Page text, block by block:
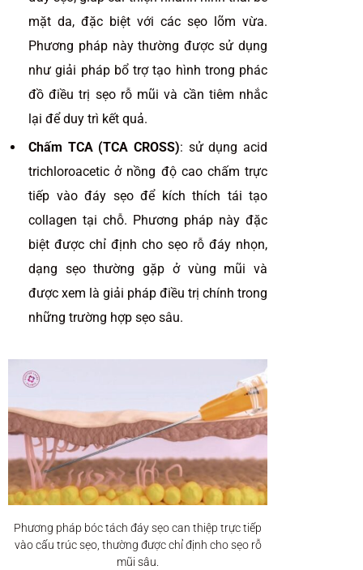
mặt da, đặc biệt với các sẹo lõm vừa.
Phương pháp này thường được sử dụng
như giải pháp bổ trợ tạo hình trong phác
đồ điều trị sẹo rỗ mũi và cần tiêm nhắc
lại để duy trì kết quả.
Chấm TCA (TCA CROSS): sử dụng acid
trichloroacetic ở nồng độ cao chấm trực
tiếp vào đáy sẹo để kích thích tái tạo
collagen tại chỗ. Phương pháp này đặc
biệt được chỉ định cho sẹo rỗ đáy nhọn,
dạng sẹo thường gặp ở vùng mũi và
được xem là giải pháp điều trị chính trong
những trường hợp sẹo sâu.
Phương pháp bóc tách đáy sẹo can thiệp trực tiếp
vào cấu trúc sẹo, thường được chỉ định cho sẹo rỗ
mũi sâu.